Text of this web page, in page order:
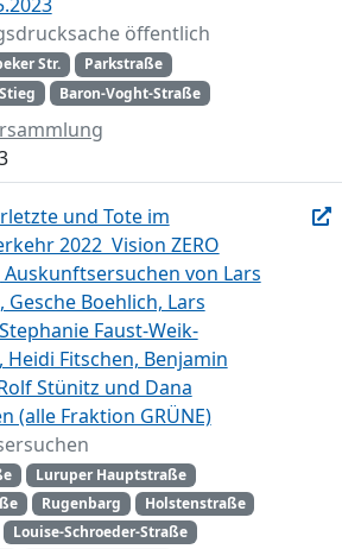
öffentlich
Str.
Parkstraße
Baron-Voght-Straße
und Tote im
2022  Vision ZERO
von Lars
Gesche Boehlich, Lars
Faust-Weik-
Heidi Fitschen, Benjamin
Stünitz und Dana
(alle Fraktion GRÜNE)
Luruper Hauptstraße
Rugenbarg
Holstenstraße
Louise-Schroeder-Straße